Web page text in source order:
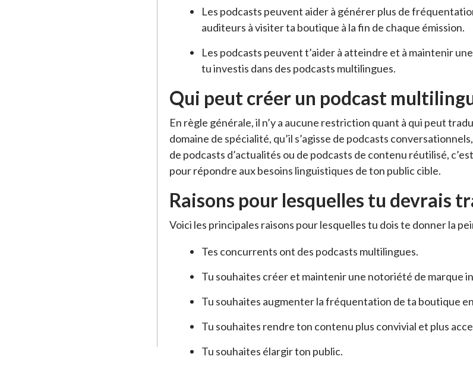
Les podcasts peuvent aider à générer plus de
auditeurs à visiter ta boutique à la fin de chaque émission.
Les podcasts peuvent t’aider à atteindre et à maintenir
tu investis dans des podcasts multilingues.
Qui peut créer un podcast
En règle générale, il n’y a aucune restriction quant à qui peut
domaine de spécialité, qu’il s’agisse de podcasts
de podcasts d’actualités ou de podcasts de contenu réutilisé,
pour répondre aux besoins linguistiques de ton public cible.
Raisons pour lesquelles tu devrais
Voici les principales raisons pour lesquelles tu dois te donner la
Tes concurrents ont des podcasts multilingues.
Tu souhaites créer et maintenir une notoriété de marque
Tu souhaites augmenter la fréquentation de ta boutique
Tu souhaites rendre ton contenu plus convivial et plus
Tu souhaites élargir ton public.